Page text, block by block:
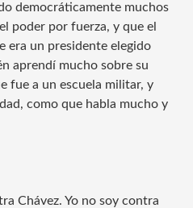
democráticamente muchos
poder por fuerza, y que el
era un presidente elegido
aprendí mucho sobre su
fue a un escuela militar, y
como que habla mucho y
Chávez. Yo no soy contra